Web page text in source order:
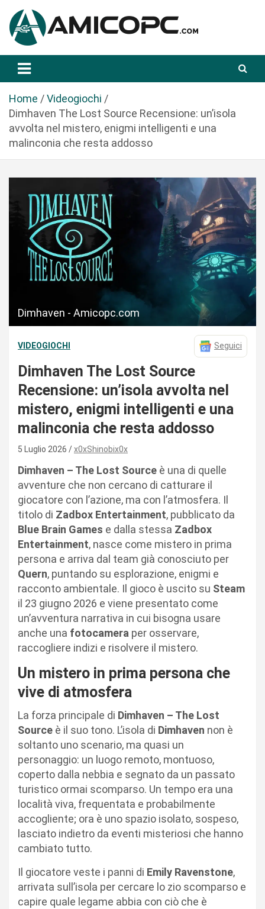
a
Amicopc.com
Home
Videogiochi
Dimhaven The Lost Source Recensione: un’isola
avvolta nel mistero, enigmi intelligenti e una
malinconia che resta addosso
Dimhaven - Amicopc.com
VIDEOGIOCHI Seguici
Dimhaven The Lost Source
Recensione: un’isola avvolta nel
mistero, enigmi intelligenti e una
malinconia che resta addosso
5 Luglio 2026 x0xShinobix0x
Dimhaven – The Lost Source è una di quelle
avventure che non cercano di catturare il
giocatore con l’azione, ma con l’atmosfera. Il
titolo di Zadbox Entertainment, pubblicato da
Blue Brain Games e dalla stessa Zadbox
Entertainment, nasce come mistero in prima
persona e arriva dal team già conosciuto per
Quern, puntando su esplorazione, enigmi e
racconto ambientale. Il gioco è uscito su Steam
il 23 giugno 2026 e viene presentato come
un’avventura narrativa in cui bisogna usare
anche una fotocamera per osservare,
raccogliere indizi e risolvere il mistero.
Un mistero in prima persona che
vive di atmosfera
La forza principale di Dimhaven – The Lost
Source è il suo tono. L’isola di Dimhaven non è
soltanto uno scenario, ma quasi un
personaggio: un luogo remoto, montuoso,
coperto dalla nebbia e segnato da un passato
turistico ormai scomparso. Un tempo era una
località viva, frequentata e probabilmente
accogliente; ora è uno spazio isolato, sospeso,
lasciato indietro da eventi misteriosi che hanno
cambiato tutto.
Il giocatore veste i panni di Emily Ravenstone,
arrivata sull’isola per cercare lo zio scomparso e
capire quale legame abbia con ciò che è